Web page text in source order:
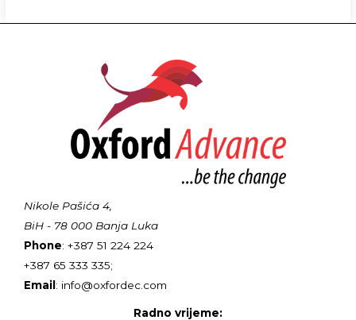
Nikole Pašića 4,
BiH - 78 000 Banja Luka
Phone: +387 51 224 224
+387 65 333 335;
Email: info@oxfordec.com
Radno vrijeme: